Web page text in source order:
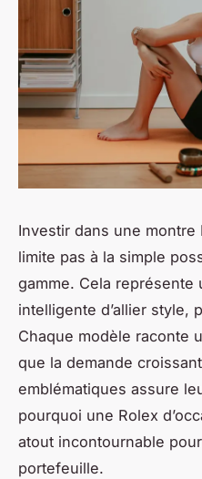
Investir dans une montre
limite pas à la simple
gamme. Cela représente
intelligente d’allier style,
Chaque modèle raconte
que la demande
emblématiques assure
pourquoi une Rolex
atout incontournable
portefeuille.